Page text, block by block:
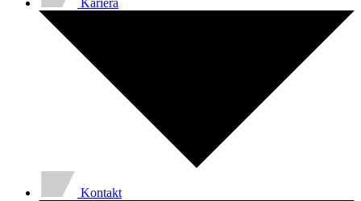
Kariera
Kontakt